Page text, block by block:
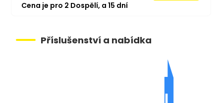
Cena je pro 2 Dospělí, a 15 dní
Příslušenství a nabídka